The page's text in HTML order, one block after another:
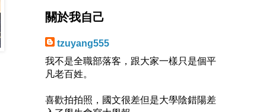
關於我自己
tzuyang555
我不是全職部落客，跟大家一樣只是個平
凡老百姓。
喜歡拍拍照，國文很差但是大學陰錯陽差